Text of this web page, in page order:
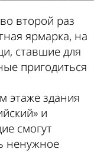
второй раз
ярмарка, на
ставшие для
пригодиться
этаже здания
и
смогут
ненужное